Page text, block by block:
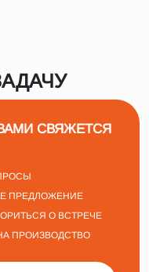
СВЯЖЕТСЯ
ПРЕДЛОЖЕНИЕ
О ВСТРЕЧЕ
ПРОИЗВОДСТВО